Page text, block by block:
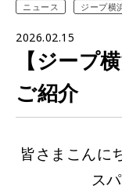
ニュース ジープ横
2026.02.15
【ジープ
ご紹介
皆さまこんに
ス